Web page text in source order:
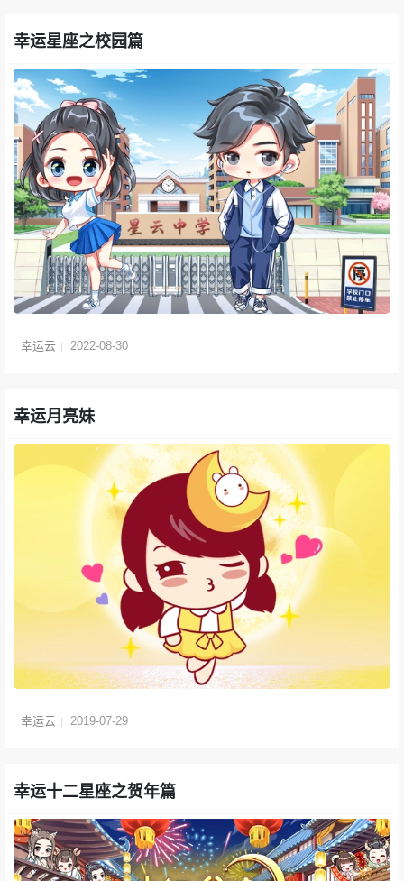
幸运星座之校园篇
幸运云 2022-08-30
幸运月亮妹
幸运云 2019-07-29
幸运十二星座之贺年篇